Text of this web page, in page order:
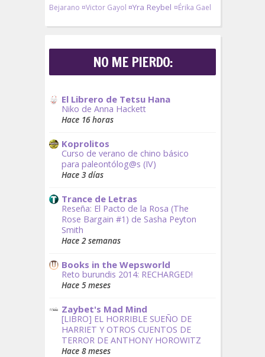
Bejarano ¤Victor Gayol ¤Yra Reybel ¤Érika Gael
NO ME PIERDO:
El Librero de Tetsu Hana
Niko de Anna Hackett
Hace 16 horas
Koprolitos
Curso de verano de chino básico
para paleontólog@s (IV)
Hace 3 días
Trance de Letras
Reseña: El Pacto de la Rosa (The
Rose Bargain #1) de Sasha Peyton
Smith
Hace 2 semanas
Books in the Wepsworld
Reto burundis 2014: RECHARGED!
Hace 5 meses
Zaybet's Mad Mind
[LIBRO] EL HORRIBLE SUEÑO DE
HARRIET Y OTROS CUENTOS DE
TERROR DE ANTHONY HOROWITZ
Hace 8 meses